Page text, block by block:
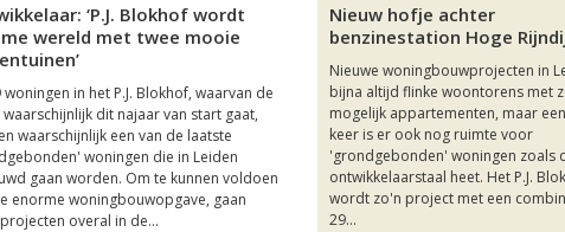
‘P.J. Blokhof wordt
wereld met twee mooie
woningen in het P.J. Blokhof, waarvan de
dit najaar van start gaat,
waarschijnlijk een van de laatste
woningen die in Leiden
gaan worden. Om te kunnen voldoen
enorme woningbouwopgave, gaan
overal in de...
Nieuw hofje achter
benzinestation Hoge
Nieuwe woningbouwprojecten in
bijna altijd flinke woontorens met
mogelijk appartementen, maar
keer is er ook nog ruimte voor
'grondgebonden' woningen zoals
ontwikkelaarstaal heet. Het P.J.
wordt zo'n project met een
29...